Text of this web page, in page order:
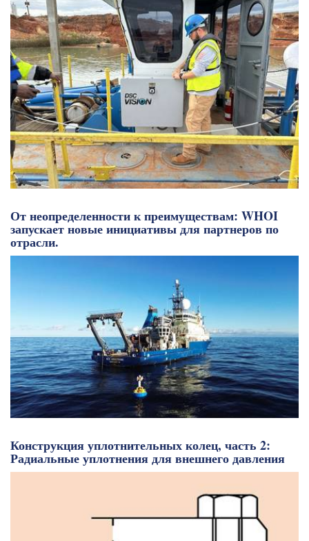
От неопределенности к преимуществам: WHOI
запускает новые инициативы для партнеров по
отрасли.
Конструкция уплотнительных колец, часть 2:
Радиальные уплотнения для внешнего давления